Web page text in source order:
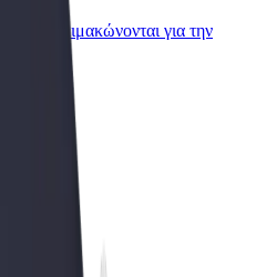
που κλιμακώνονται για την